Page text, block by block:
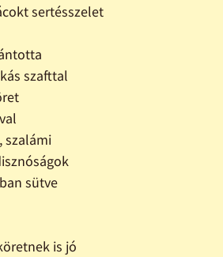
sertésszelet
szafttal
szalámi
sütve
is jó